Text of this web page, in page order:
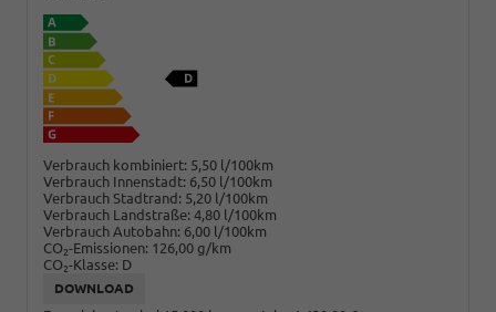
Verbrauch kombiniert: 5,50 l/100km
Verbrauch Innenstadt: 6,50 l/100km
Verbrauch Stadtrand: 5,20 l/100km
Verbrauch Landstraße: 4,80 l/100km
Verbrauch Autobahn: 6,00 l/100km
CO2-Emissionen: 126,00 g/km
CO2-Klasse: D
DOWNLOAD